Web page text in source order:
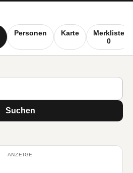
Personen Karte
Merkliste
0
Suchen
ANZEIGE